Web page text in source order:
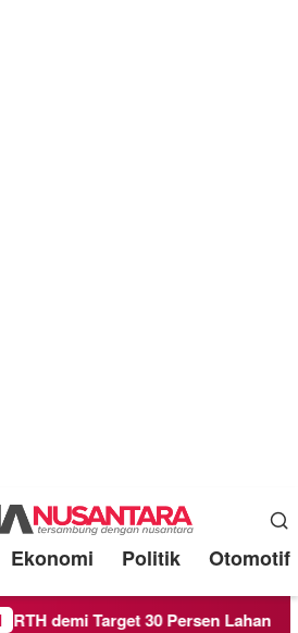
Ekonomi Politik Otomotif
Target 30 Persen Lahan Hijau